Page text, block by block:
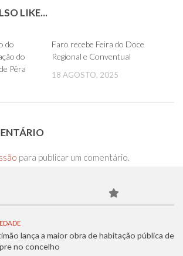
LIKE...
do
do
Pêra
Faro recebe Feira do Doce
Regional e Conventual
18 AGOSTO, 2025
para publicar um comentário.
lança a maior obra de habitação pública de
no concelho